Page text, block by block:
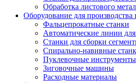
Обработка листового
Оборудование для производства
Фальцепрокатные станки
Автоматические линии
Станки для сборки
Спирально-навивные
Пуклевочные инструменты
Зиговочные машины
Расходные материалы